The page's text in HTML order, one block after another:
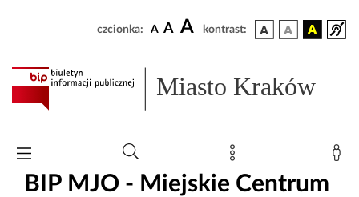
czcionka: A A A kontrast:
Miasto Kraków
BIP MJO - Miejskie Centrum